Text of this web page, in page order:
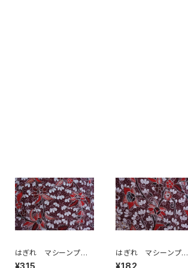
はぎれ マシーンプリ
ント
はぎれ マシーンプリ
ント